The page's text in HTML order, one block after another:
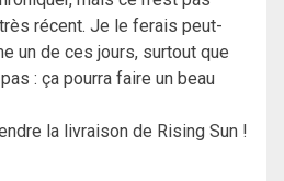
récent. Je le ferais peut-
un de ces jours, surtout que
: ça pourra faire un beau
la livraison de Rising Sun !